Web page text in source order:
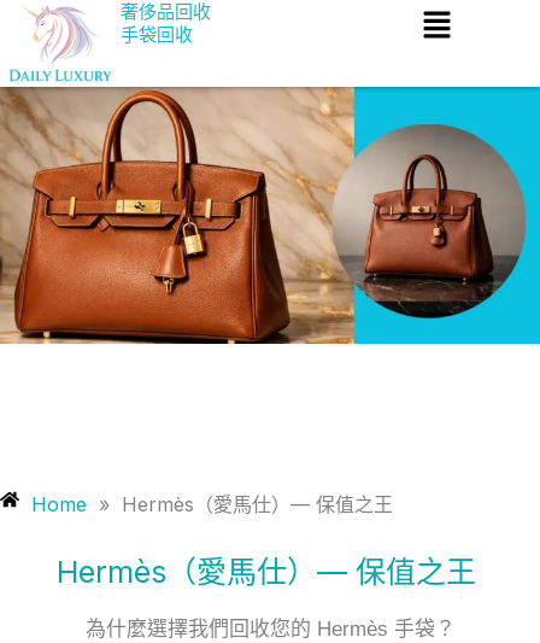
Skip
content
奢侈品回收
手袋回收
Menu
Home » Hermès（愛馬仕）— 保值之王
Hermès（愛馬仕）— 保值之王
為什麼選擇我們回收您的 Hermès 手袋？